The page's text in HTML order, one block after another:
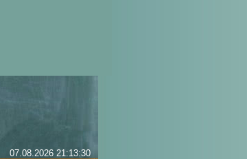
07.08.2026 21:13:30